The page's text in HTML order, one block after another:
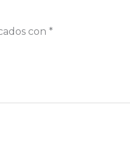
con *